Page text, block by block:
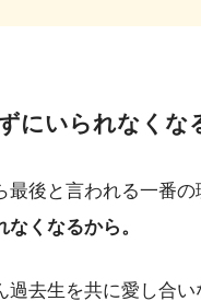
にいられなくな
後と言われる一番の
くなるから。
過去生を共に愛し合